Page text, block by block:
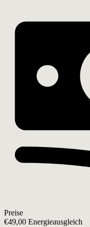
Preise
€49,00 Energieausgleich